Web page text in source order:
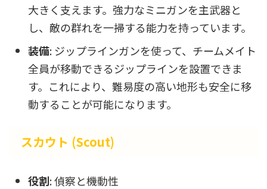
大きく支えます。強力なミニガンを主武器と
し、敵の群れを一掃する能力を持っています。
装備: ジップラインガンを使って、チームメイト
全員が移動できるジップラインを設置できま
す。これにより、難易度の高い地形も安全に移
動することが可能になります。
スカウト (Scout)
役割: 偵察と機動性